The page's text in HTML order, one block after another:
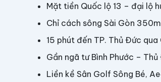
Mặt tiền Quốc lộ 13 – đại lộ
Chỉ cách sông Sài Gòn
15 phút đến TP. Thủ Đức qua
Gần ngã tư Bình Phước –
Liền kề Sân Golf Sông Bé,